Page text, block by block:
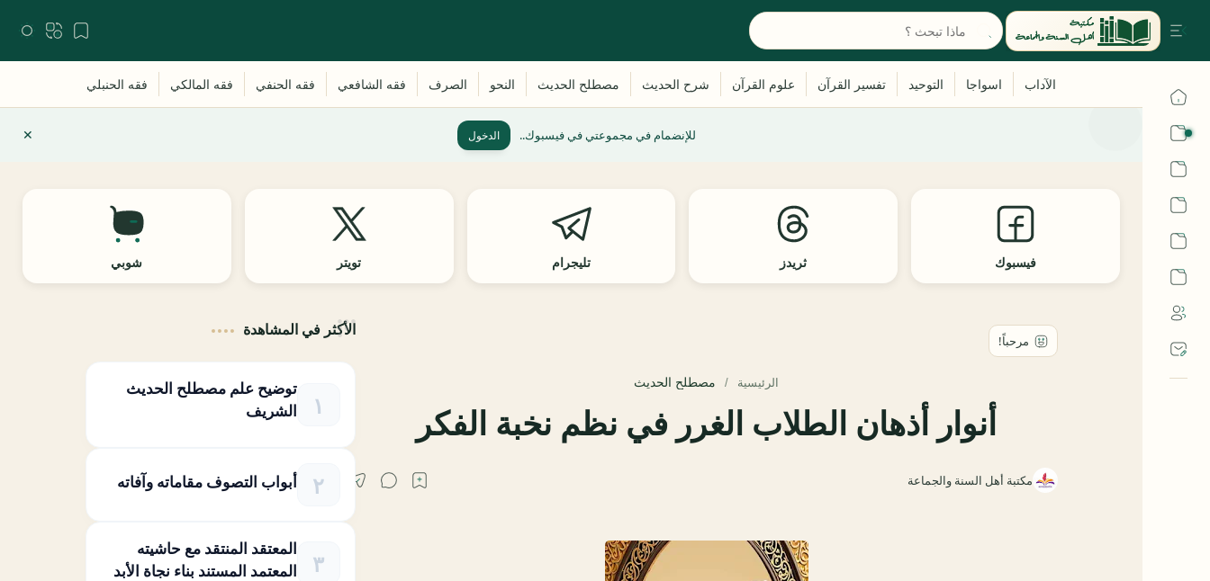
أشهر الحرم
للإنضمام في مجموعتي في فيسبوك.. الدخول
فيسبوك ثريدز تليجرام تويتر شوبي
الرئيسية مصطلح الحديث
أنوار أذهان الطلاب الغرر في نظم نخبة الفكر
الأكثر في المشاهدة
توضيح علم مصطلح الحديث
الشريف
أبواب التصوف مقاماته وآفاته
المعتقد المنتقد مع حاشيته
المعتمد المستند بناء نجاة الأبد